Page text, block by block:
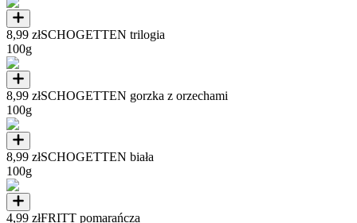
8,99 złSCHOGETTEN trilogia
100g
8,99 złSCHOGETTEN gorzka z orzechami
100g
8,99 złSCHOGETTEN biała
100g
4,99 złFRITT pomarańcza